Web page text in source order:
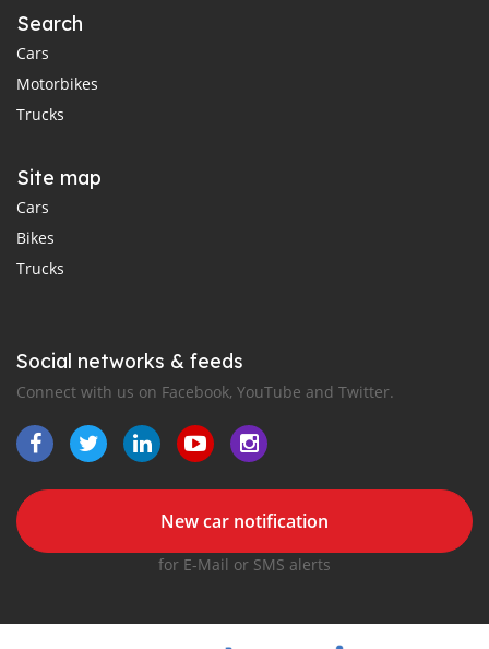
Search
Cars
Motorbikes
Trucks
Site map
Cars
Bikes
Trucks
Social networks & feeds
Connect with us on Facebook, YouTube and Twitter.
New car notification
for E-Mail or SMS alerts